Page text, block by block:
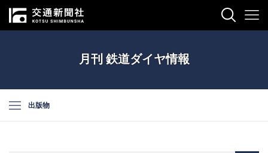
月刊 鉄道ダイヤ情報
出版物